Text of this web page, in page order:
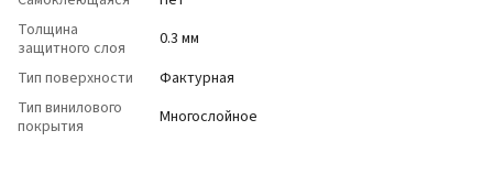
Толщина
защитного слоя
0.3 мм
Тип поверхности
Фактурная
Тип винилового
покрытия
Многослойное